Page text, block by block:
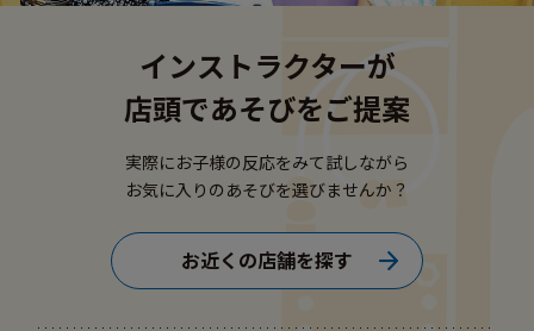
インストラクターが
店頭であそびをご提案
実際にお子様の反応をみて試しながら
お気に入りのあそびを選びませんか？
お近くの店舗を探す